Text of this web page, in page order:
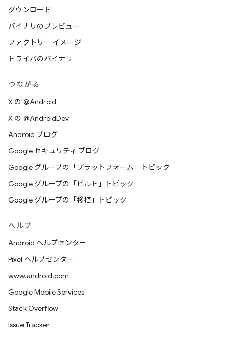
ダウンロード
バイナリのプレビュー
ファクトリー イメージ
ドライバのバイナリ
つながる
X の @Android
X の @AndroidDev
Android ブログ
Google セキュリティ ブログ
Google グループの「プラットフォーム」トピック
Google グループの「ビルド」トピック
Google グループの「移植」トピック
ヘルプ
Android ヘルプセンター
Pixel ヘルプセンター
www.android.com
Google Mobile Services
Stack Overflow
Issue Tracker